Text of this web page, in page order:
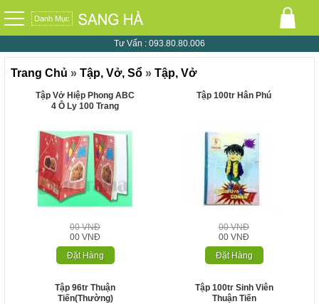
Danh Mục
Tư Vấn : 093.80.80.006
Trang Chủ » Tập, Vở, Sổ » Tập, Vở
Tập Vở Hiệp Phong ABC
4 Ô Ly 100 Trang
00 VNĐ
00 VNĐ
Đặt Hàng
Tập 100tr Hân Phú
00 VNĐ
00 VNĐ
Đặt Hàng
Tập 96tr Thuận
Tiến(Thường)
Tập 100tr Sinh Viên
Thuận Tiến